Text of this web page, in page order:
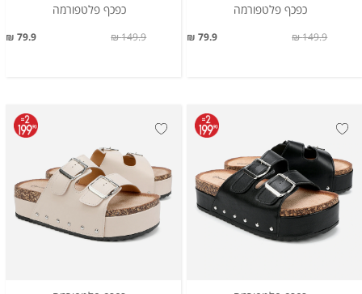
כפכף פלטפורמה
79.9 ₪ 149.9 ₪
כפכף פלטפורמה
79.9 ₪ 149.9 ₪